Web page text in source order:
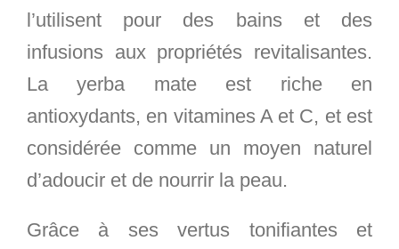
l’utilisent pour des bains et des
infusions aux propriétés revitalisantes.
La yerba mate est riche en
antioxydants, en vitamines A et C, et est
considérée comme un moyen naturel
d’adoucir et de nourrir la peau.
Grâce à ses vertus tonifiantes et